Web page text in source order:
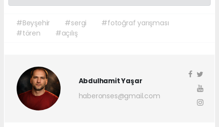
#Beyşehir #sergi
#fotoğraf yarışması
#tören
#açılış
Abdulhamit Yaşar
haberonses@gmail.com